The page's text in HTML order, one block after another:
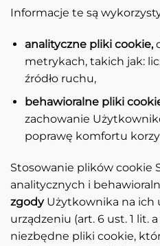
Informacje te są
analityczne pliki cookie,
metrykach, takich jak:
źródło ruchu,
behawioralne pliki
zachowanie
poprawę komfortu
Stosowanie plików cookie
analitycznych i
zgodyUżytkownika na ich
urządzeniu (art. 6 ust. 1 lit.
niezbędne pliki cookie,